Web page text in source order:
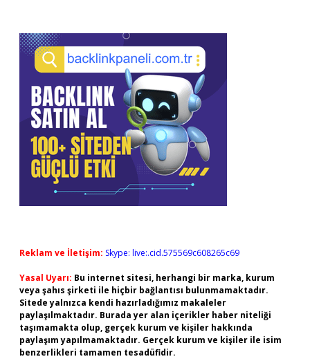
Reklam ve İletişim: Skype: live:.cid.575569c608265c69
Yasal Uyarı: Bu internet sitesi, herhangi bir marka, kurum
veya şahıs şirketi ile hiçbir bağlantısı bulunmamaktadır.
Sitede yalnızca kendi hazırladığımız makaleler
paylaşılmaktadır. Burada yer alan içerikler haber niteliği
taşımamakta olup, gerçek kurum ve kişiler hakkında
paylaşım yapılmamaktadır. Gerçek kurum ve kişiler ile isim
benzerlikleri tamamen tesadüfidir.